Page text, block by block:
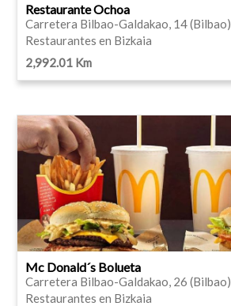
Restaurante Ochoa
Carretera Bilbao-Galdakao, 14 (Bilbao)
Restaurantes en Bizkaia
2,992.01 Km
Mc Donald´s Bolueta
Carretera Bilbao-Galdakao, 26 (Bilbao)
Restaurantes en Bizkaia